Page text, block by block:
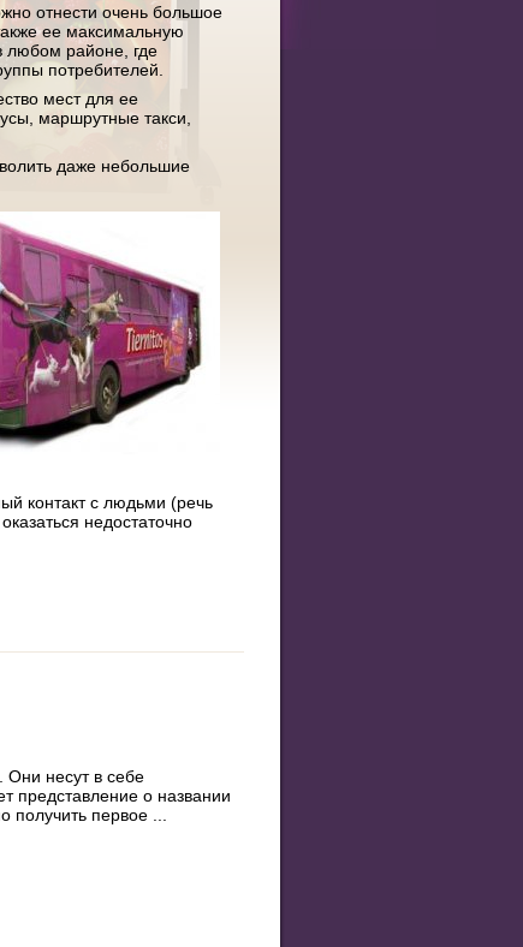
отнести очень большое
ее максимальную
любом районе, где
потребителей.
мест для ее
маршрутные такси,
даже небольшие
контакт с людьми (речь
недостаточно
несут в себе
представление о названии
первое ...